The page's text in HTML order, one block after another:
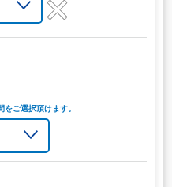
ご選択頂けます。